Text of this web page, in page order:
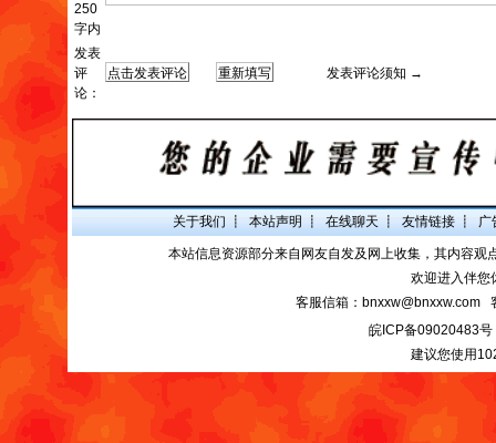
250
字内
发表
评
论：
发表评论须知 →
关于我们 ┋ 本站声明 ┋ 在线聊天 ┋ 友情链接 ┋ 广
本站信息资源部分来自网友自发及网上收集，其内容
欢迎进入伴您
客服信箱：bnxxw@bnxxw.com
皖ICP备09020483号
建议您使用